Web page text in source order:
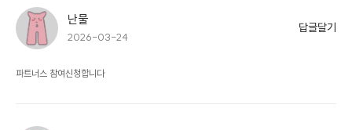
난물
2026-03-24
답글달기
파트너스 참여신청합니다